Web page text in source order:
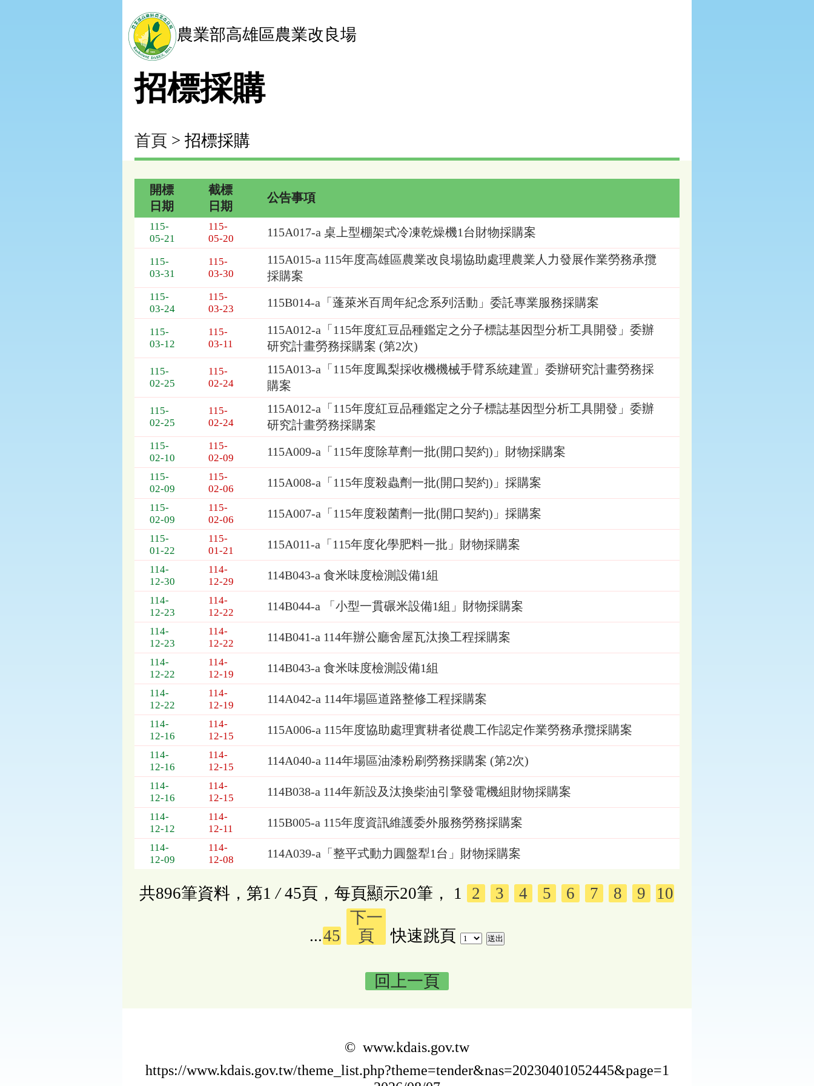
農業部高雄區農業改良場
招標採購
首頁 > 招標採購
採
表，
為：
期、
日
期、
開標
日期
截標
日期
公告事項
115-
05-21
115-
05-20
115A017-a 桌上型棚架式冷凍乾燥機1台財物採購案
115-
03-31
115-
03-30
115A015-a 115年度高雄區農業改良場協助處理農業人力發展作業勞務承攬
採購案
115-
03-24
115-
03-23
115B014-a「蓬萊米百周年紀念系列活動」委託專業服務採購案
115-
03-12
115-
03-11
115A012-a「115年度紅豆品種鑑定之分子標誌基因型分析工具開發」委辦
研究計畫勞務採購案 (第2次)
115-
02-25
115-
02-24
115A013-a「115年度鳳梨採收機機械手臂系統建置」委辦研究計畫勞務採
購案
115-
02-25
115-
02-24
115A012-a「115年度紅豆品種鑑定之分子標誌基因型分析工具開發」委辦
研究計畫勞務採購案
115-
02-10
115-
02-09
115A009-a「115年度除草劑一批(開口契約)」財物採購案
115-
02-09
115-
02-06
115A008-a「115年度殺蟲劑一批(開口契約)」採購案
115-
02-09
115-
02-06
115A007-a「115年度殺菌劑一批(開口契約)」採購案
115-
01-22
115-
01-21
115A011-a「115年度化學肥料一批」財物採購案
114-
12-30
114-
12-29
114B043-a 食米味度檢測設備1組
114-
12-23
114-
12-22
114B044-a 「小型一貫碾米設備1組」財物採購案
114-
12-23
114-
12-22
114B041-a 114年辦公廳舍屋瓦汰換工程採購案
114-
12-22
114-
12-19
114B043-a 食米味度檢測設備1組
114-
12-22
114-
12-19
114A042-a 114年場區道路整修工程採購案
114-
12-16
114-
12-15
115A006-a 115年度協助處理實耕者從農工作認定作業勞務承攬採購案
114-
12-16
114-
12-15
114A040-a 114年場區油漆粉刷勞務採購案 (第2次)
114-
12-16
114-
12-15
114B038-a 114年新設及汰換柴油引擎發電機組財物採購案
114-
12-12
114-
12-11
115B005-a 115年度資訊維護委外服務勞務採購案
114-
12-09
114-
12-08
114A039-a「整平式動力圓盤犁1台」財物採購案
共896筆資料，第1 /45頁，每頁顯示20筆， 1 2 3 4 5 6 7 8 9 10
...45
下一
頁
快速跳頁
回上一頁
© www.kdais.gov.tw
https://www.kdais.gov.tw/theme_list.php?theme=tender&nas=20230401052445&page=1